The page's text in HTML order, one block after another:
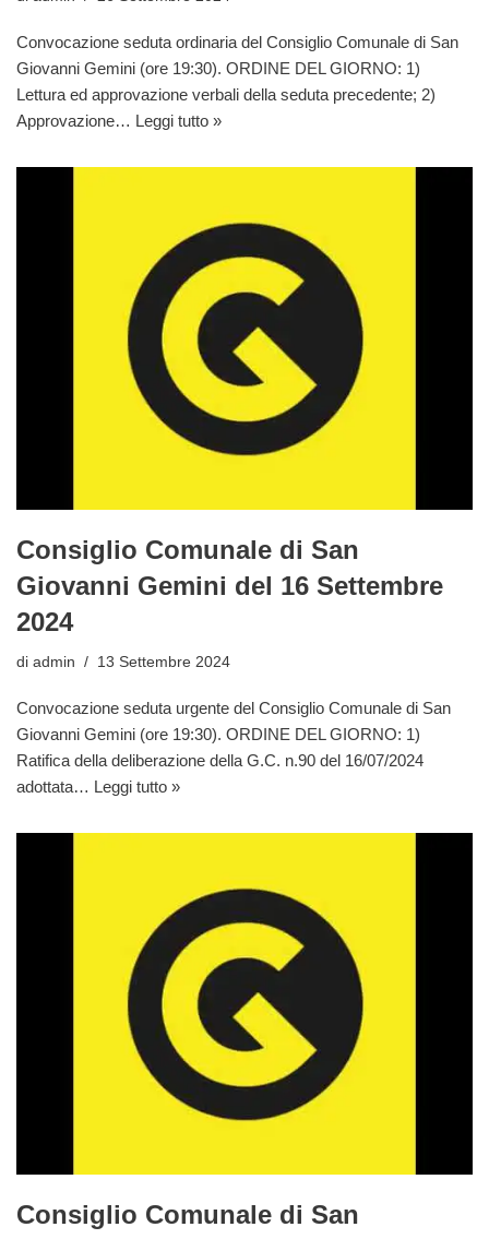
Convocazione seduta ordinaria del Consiglio Comunale di San
Giovanni Gemini (ore 19:30). ORDINE DEL GIORNO: 1)
Lettura ed approvazione verbali della seduta precedente; 2)
Approvazione… Leggi tutto »
Consiglio Comunale di San
Giovanni Gemini del 16 Settembre
2024
di admin 13 Settembre 2024
Convocazione seduta urgente del Consiglio Comunale di San
Giovanni Gemini (ore 19:30). ORDINE DEL GIORNO: 1)
Ratifica della deliberazione della G.C. n.90 del 16/07/2024
adottata… Leggi tutto »
Consiglio Comunale di San